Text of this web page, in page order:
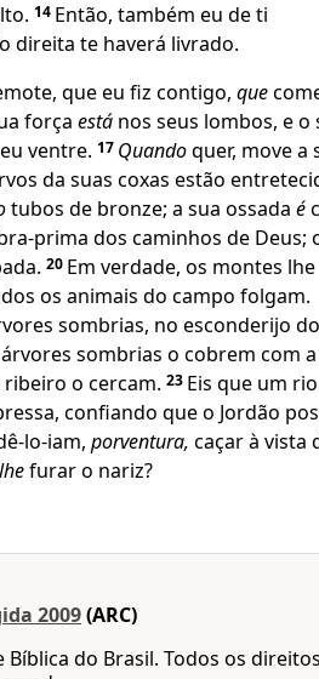
14 Então, também eu de ti
direita te haverá livrado.
que eu fiz contigo, que
força está nos seus lombos, e o
ventre. 17 Quandoquer, move a
da suas coxas estão
tubos de bronze; a sua ossada é
prima dos caminhos de Deus;
20 Em verdade, os montes lhe
os animais do campo folgam.
sombrias, no esconderijo
sombrias o cobrem com
o cercam. 23 Eis que um rio
confiando que o Jordão
lo-iam, porventura, caçar à vista
lhefurar o nariz?
2009(ARC)
Bíblica do Brasil. Todos os